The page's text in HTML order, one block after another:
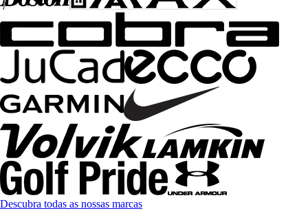
Descubra todas as nossas marcas